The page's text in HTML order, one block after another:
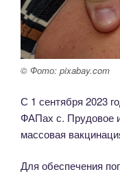
© Фото: pixabay.com
С 1 сентября 2023
ФАПах с. Прудовое
массовая
Для обеспечения